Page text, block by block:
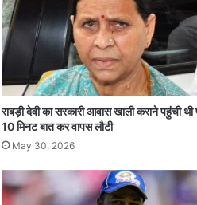
राबड़ी देवी का सरकारी आवास खाली कराने पहुंची
10 मिनट बात कर वापस लौटी
May 30, 2026